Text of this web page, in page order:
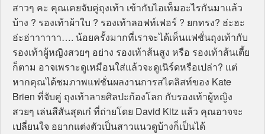
สาวๆ คะ คุณเคยจับคู่ถุงเท้า เข้ากับไอเท็มอะไรกันมาแล้ว
บ้าง ? รองเท้าผ้าใบ ? รองเท้าลอฟท์เฟอร์ ? ยกทรง? ฮ่ะฮะ
ฮ่ะฮ่าาาาาา…. น้อยครั้งมากที่เราจะได้เห็นแฟชั่นถุงเท้ากับ
รองเท้าผู้หญิงสวยๆ อย่าง รองเท้าส้นสูง หรือ รองเท้าส้นเตี้ย
ก็ตาม อาจเพราะดูเหมือนใส่แล้วจะดูเนิร์ดหรือเปล่า? แต่
หากคุณได้ชมภาพแฟชั่นผลงานการสไตลิสท์ของ Kate
Brien ที่จับคู่ ถุงเท้าลายศิลปะก้องโลก กับรองเท้าผู้หญิง
สวยๆ เล่นสีสันสุดเก๋ ที่ถ่ายโดย David Kitz แล้ว คุณอาจจะ
เปลี่ยนใจ อยากแต่งตัวเป็นสาวแนวดูบ้างก็เป็นได้